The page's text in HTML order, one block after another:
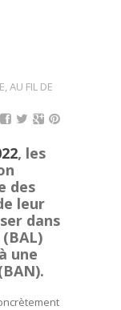
,AU FIL DE
, les
des
leur
dans
une